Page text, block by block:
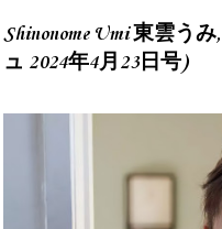
Shinonome Umi 東雲う
ュ 2024年4月23日号)